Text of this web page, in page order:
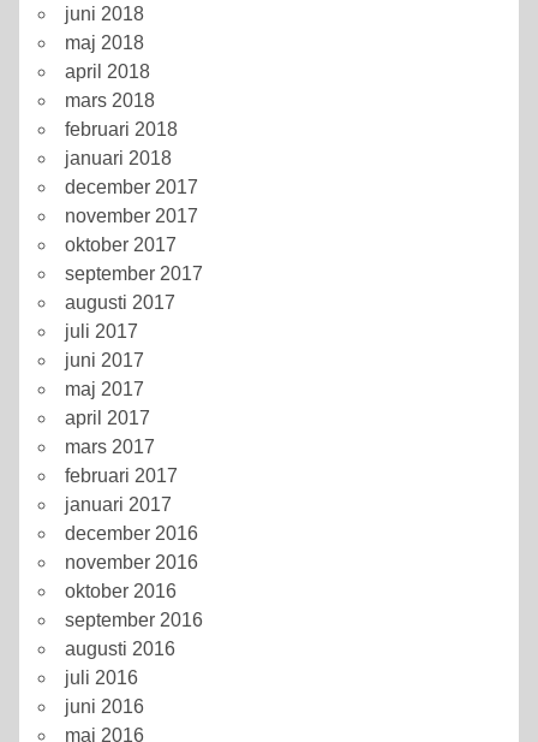
juni 2018
maj 2018
april 2018
mars 2018
februari 2018
januari 2018
december 2017
november 2017
oktober 2017
september 2017
augusti 2017
juli 2017
juni 2017
maj 2017
april 2017
mars 2017
februari 2017
januari 2017
december 2016
november 2016
oktober 2016
september 2016
augusti 2016
juli 2016
juni 2016
maj 2016